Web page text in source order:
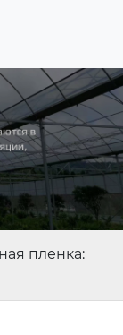
пленка: